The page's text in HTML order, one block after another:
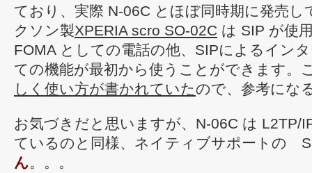
ており、実際 N-06C とほぼ同時期に発売し
クソン製XPERIA scro SO-02C は SIP が使
FOMA としての電話の他、SIPによるイン
ての機能が最初から使うことができます。
しく使い方が書かれていたので、参考にな
お気づきだと思いますが、N-06C は L2TP/
ているのと同様、ネイティブサポートの
ん。。。